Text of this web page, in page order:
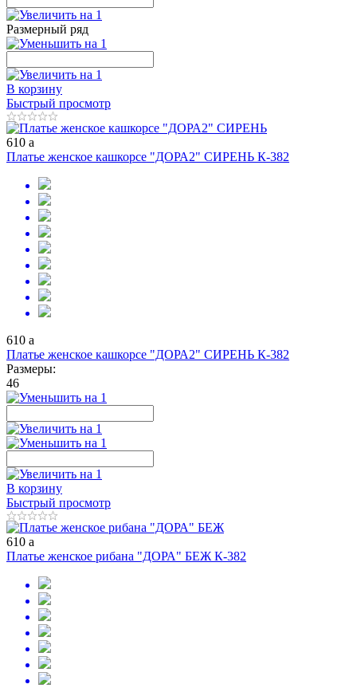
Размерный ряд
В корзину
Быстрый просмотр
610 a
Платье женское кашкорсе "ДОРА2" СИРЕНЬ К-382
610 a
Платье женское кашкорсе "ДОРА2" СИРЕНЬ К-382
Размеры:
46
В корзину
Быстрый просмотр
610 a
Платье женское рибана "ДОРА" БЕЖ К-382